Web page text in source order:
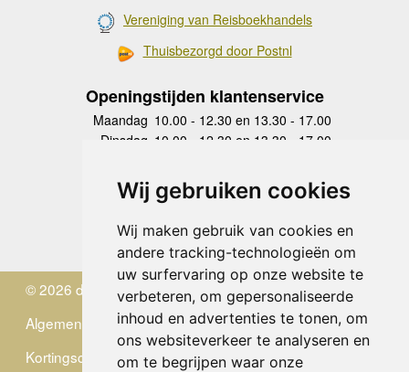
Wij gebruiken cookies
Wij maken gebruik van cookies en
andere tracking-technologieën om
uw surfervaring op onze website te
verbeteren, om gepersonaliseerde
inhoud en advertenties te tonen, om
ons websiteverkeer te analyseren en
om te begrijpen waar onze
Vereniging van Reisboekhandels
Thuisbezorgd door Postnl
Openingstijden klantenservice
Maandag 10.00 - 12.30 en 13.30 - 17.00
Dinsdag 10.00 - 12.30 en 13.30 - 17.00
Donderdag
10.00 - 12.30 en 13.30 - 17.00
Vrijdag 10.00 - 12.30 en 13.30 - 17.00
Zaterdag
gesloten
Zondag gesloten
© 2026 de Zwerver
Algemene Voorwaarden
Kortingscode